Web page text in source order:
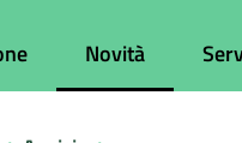
Novità
Menu